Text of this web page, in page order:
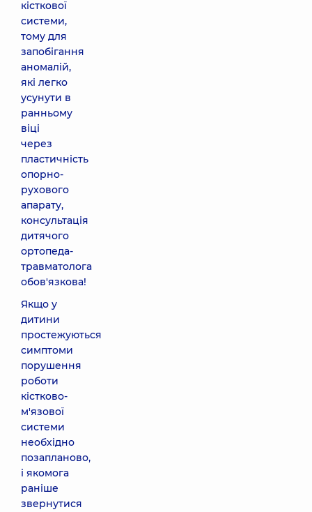
кісткової
системи,
тому для
запобігання
аномалій,
які легко
усунути в
ранньому
віці
через
пластичність
опорно-
рухового
апарату,
консультація
дитячого
ортопеда-
травматолога
обов'язкова!
Якщо у
дитини
простежуються
симптоми
порушення
роботи
кістково-
м'язової
системи
необхідно
позапланово,
і якомога
раніше
звернутися